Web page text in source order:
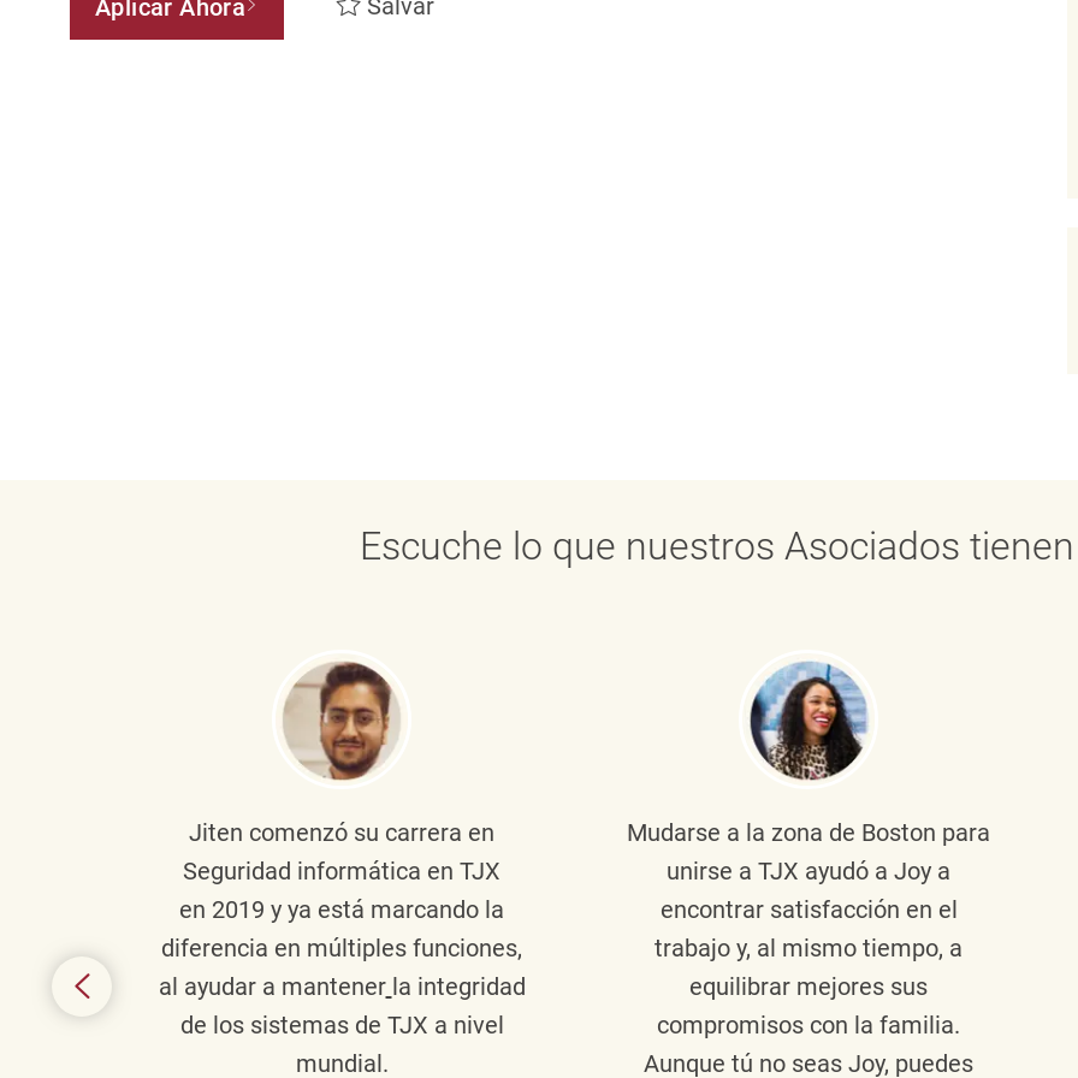
Aplicar Ahora Salvar
Escuche lo que nuestros Asociados
Jiten comenzó su carrera en
Seguridad informática en TJX
en 2019 y ya está marcando la
diferencia en múltiples funciones,
al ayudar a mantener la integridad
de los sistemas de TJX a nivel
mundial.
Mudarse a la zona de Boston para
unirse a TJX ayudó a Joy a
encontrar satisfacción en el
trabajo y, al mismo tiempo, a
equilibrar mejores sus
compromisos con la familia.
Aunque tú no seas Joy, puedes